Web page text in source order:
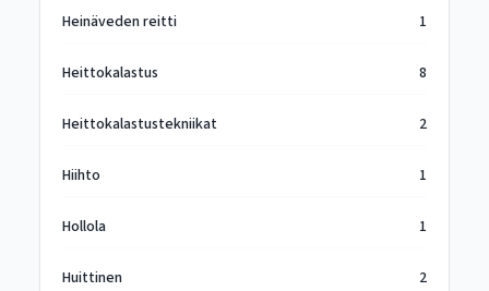
Heinäveden reitti 1
Heittokalastus 8
Heittokalastustekniikat 2
Hiihto 1
Hollola 1
Huittinen 2